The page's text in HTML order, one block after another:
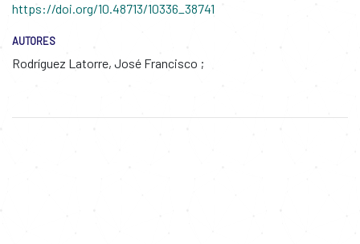
https://doi.org/10.48713/10336_38741
AUTORES
Rodríguez Latorre, José Francisco